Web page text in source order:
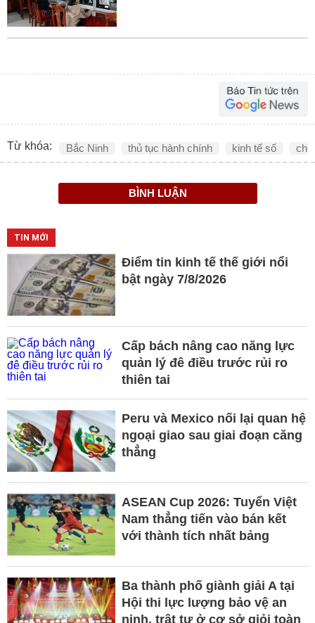
Từ khóa: Bắc Ninh thủ tục hành chính kinh tế số
BÌNH LUẬN
TIN MỚI
Điểm tin kinh tế thế giới nổi
bật ngày 7/8/2026
Cấp bách nâng cao năng lực
quản lý đê điều trước rủi ro
thiên tai
Peru và Mexico nối lại quan hệ
ngoại giao sau giai đoạn căng
thẳng
ASEAN Cup 2026: Tuyển Việt
Nam thẳng tiến vào bán kết
với thành tích nhất bảng
Ba thành phố giành giải A tại
Hội thi lực lượng bảo vệ an
ninh, trật tự ở cơ sở giỏi toàn